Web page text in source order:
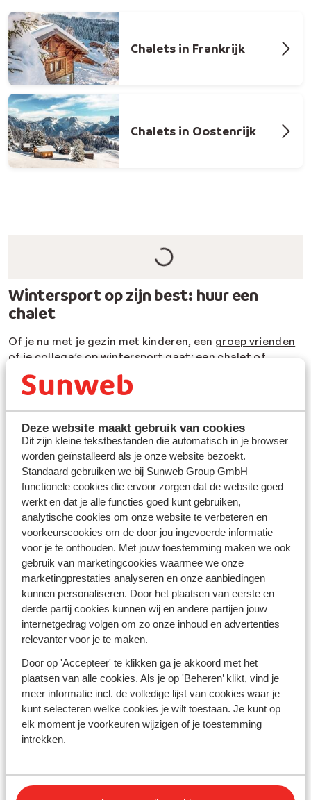
Deze website maakt gebruik van cookies
Dit zijn kleine tekstbestanden die automatisch in je browser
worden geïnstalleerd als je onze website bezoekt.
Standaard gebruiken we bij Sunweb Group GmbH
functionele cookies die ervoor zorgen dat de website goed
werkt en dat je alle functies goed kunt gebruiken,
analytische cookies om onze website te verbeteren en
voorkeurscookies om de door jou ingevoerde informatie
voor je te onthouden. Met jouw toestemming maken we ook
gebruik van marketingcookies waarmee we onze
marketingprestaties analyseren en onze aanbiedingen
kunnen personaliseren. Door het plaatsen van eerste en
derde partij cookies kunnen wij en andere partijen jouw
internetgedrag volgen om zo onze inhoud en advertenties
relevanter voor je te maken.
Door op 'Accepteer' te klikken ga je akkoord met het
plaatsen van alle cookies. Als je op 'Beheren’ klikt, vind je
meer informatie incl. de volledige lijst van cookies waar je
kunt selecteren welke cookies je wilt toestaan. Je kunt op
elk moment je voorkeuren wijzigen of je toestemming
intrekken.
Chalets in Frankrijk
Chalets in Oostenrijk
Wintersport op zijn best: huur een
chalet
Of je nu met je gezin met kinderen, een groep vrienden
of je collega’s op wintersport gaat: een chalet of
vakantiehuis huren inOostenrijk
uitstekend idee. Het fijne aan een chalet is dat ze vaak
winkels op loopafstand of vind je het belangrijker dat je
aan de pistezit zodat je skiet tot aan je voordeur? Wat
je wensen ook zijn, met behulp van de bovenstaande
filters verfijn je jouw zoekopdracht. Wist je dat je ook
een chalet kunt huren op basis van halfpensionof met
catering service? Dat is het beste van beide werelden:
eenappartementwaar je van alle gemakken bent
voorzien, maar wel aanschuiven voor het diner als je
thuiskomt na een lange dag skiën. Je vindt chalets in
verschillende groottes van vier tot meer dan 15
personen. Bovendien is jeskipas bij Sunweb altijd
inclusief. Welk chalet wordt jouw favoriet?
Ga op winters avontuur vanuit je chalet
avonturen. Ga bijvoorbeeld op skivakantie naar het
Oostenrijkse Mayrhofen of het Franse Val Thorens en
geniet van topcondities. Ben je een beginnende skiër?
Ga dan voor een chalet in bijvoorbeeld Skicircus
Saalbach Hinterglemm Leogang Fieberbrunn. Ben je
juist gevorderd en ski je graag van de tofste
ofLes 4 Valléesin Zwitserland.Ook voor de
Oostenrijkse après-ski
zit je in alle gebieden waar we